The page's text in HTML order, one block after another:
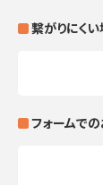
繋がりにく
フォームで